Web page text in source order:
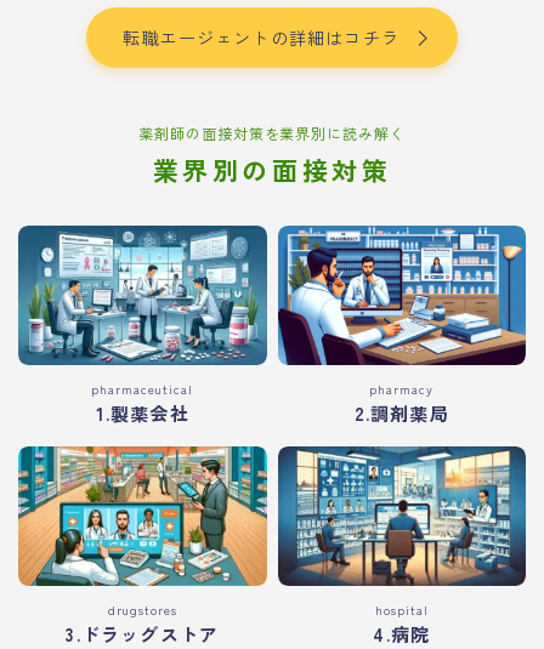
転職エージェントの詳細はコチラ
薬剤師の面接対策を業界別に読み解く
業界別の面接対策
pharmaceutical
1.製薬会社
pharmacy
2.調剤薬局
drugstores
3.ドラッグストア
hospital
4.病院